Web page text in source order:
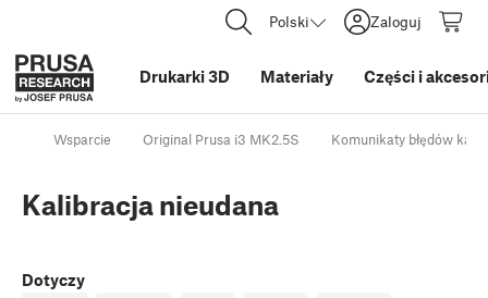
Polski Zaloguj
Drukarki 3D Materiały Części i
Wsparcie Original Prusa i3 MK2.5S Komunikaty błędów
Kalibracja nieudana
Dotyczy